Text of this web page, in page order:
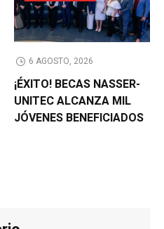
6 AGOSTO, 2026
¡ÉXITO! BECAS NASSER-
UNITEC ALCANZA MIL
JÓVENES BENEFICIADOS